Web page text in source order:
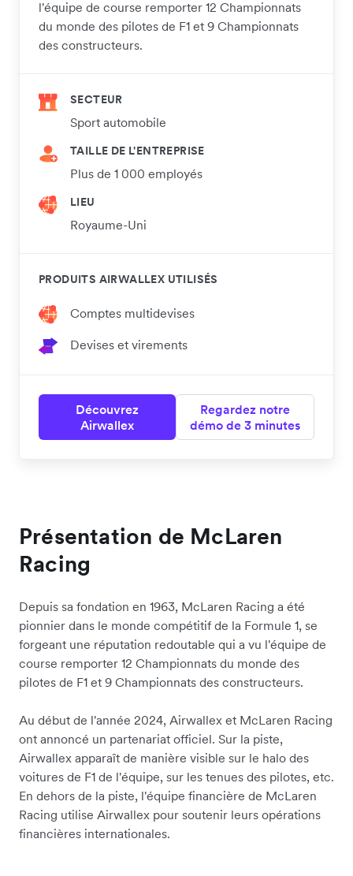
l'équipe de course remporter 12 Championnats
du monde des pilotes de F1 et 9 Championnats
des constructeurs.
SECTEUR
Sport automobile
TAILLE DE L'ENTREPRISE
Plus de 1 000 employés
LIEU
Royaume-Uni
PRODUITS AIRWALLEX UTILISÉS
Comptes multidevises
Devises et virements
Découvrez
Airwallex
Regardez notre
démo de 3 minutes
Présentation de McLaren
Racing
Depuis sa fondation en 1963, McLaren Racing a été
pionnier dans le monde compétitif de la Formule 1, se
forgeant une réputation redoutable qui a vu l'équipe de
course remporter 12 Championnats du monde des
pilotes de F1 et 9 Championnats des constructeurs.
Au début de l'année 2024, Airwallex et McLaren Racing
ont annoncé un partenariat officiel. Sur la piste,
Airwallex apparaît de manière visible sur le halo des
voitures de F1 de l'équipe, sur les tenues des pilotes, etc.
En dehors de la piste, l'équipe financière de McLaren
Racing utilise Airwallex pour soutenir leurs opérations
financières internationales.